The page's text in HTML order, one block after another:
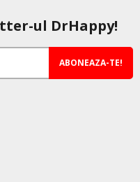
ul DrHappy!
ABONEAZA-TE!